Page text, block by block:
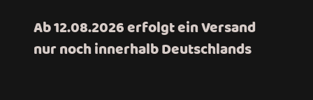
Ab 12.08.2026 erfolgt ein Versand
nur noch innerhalb Deutschlands